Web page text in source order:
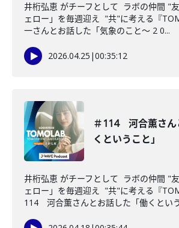
井桁弘恵 がチーフとして ラボの仲間 "
ェロー」を毎週迎え "共"に考える『
一さんとお話した「気象のこと〜 2 0...
2026.04.25 |00:35:12
＃114 河合薫さん
くということ」
井桁弘恵 がチーフとして ラボの仲間 "
ェロー」を毎週迎え "共"に考える『
114 河合薫さんとお話した「働くとい